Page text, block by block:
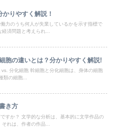
りやすく解説！
力のうち何人が失業しているかを示す指標で
済問題と考えられ...
胞の違いとは？分かりやすく解説!
vs. 分化細胞 幹細胞と分化細胞は、身体の細胞
類の細胞...
き方
すか？ 文学的な分析は、基本的に文学作品の
れは、作者の作品...